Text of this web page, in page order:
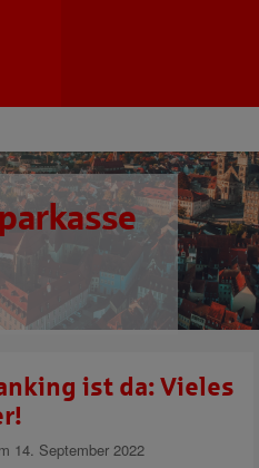
ist da: Vieles
14. September 2022